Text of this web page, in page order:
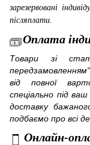
зарезервовані
післяплати.
Оплата
Товари зі
від повної
спеціально під
доставку
подбаємо про всі
Онлайн-